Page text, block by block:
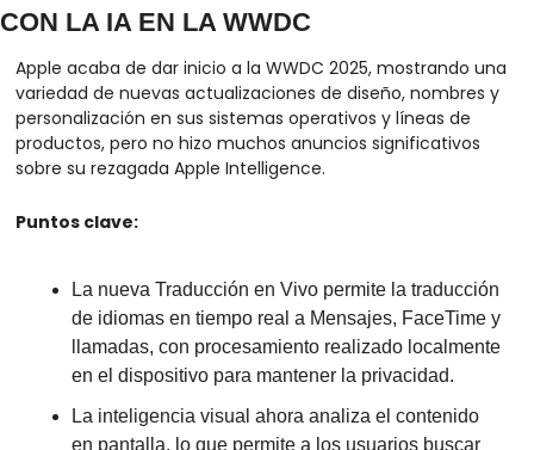
CON LA IA EN LA WWDC
Apple acaba de dar inicio a la WWDC 2025, mostrando una
variedad de nuevas actualizaciones de diseño, nombres y
personalización en sus sistemas operativos y líneas de
productos, pero no hizo muchos anuncios significativos
sobre su rezagada Apple Intelligence.
Puntos clave:
La nueva Traducción en Vivo permite la traducción
de idiomas en tiempo real a Mensajes, FaceTime y
llamadas, con procesamiento realizado localmente
en el dispositivo para mantener la privacidad.
La inteligencia visual ahora analiza el contenido
en pantalla, lo que permite a los usuarios buscar